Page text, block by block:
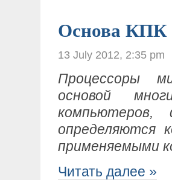
Основа КПК
13 July 2012, 2:35 pm
Процессоры
основой
компьютеров,
определяются
применяемыми
Читать далее »